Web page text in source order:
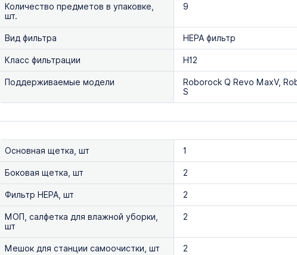
Количество предметов в упаковке,
шт.
9
Вид фильтра
HEPA фильтр
Класс фильтрации
H12
Поддерживаемые модели
Roborock Q Revo MaxV,
S
Основная щетка, шт
1
Боковая щетка, шт
2
Фильтр HEPA, шт
2
МОП, салфетка для влажной уборки,
шт
2
Мешок для станции самоочистки, шт 2